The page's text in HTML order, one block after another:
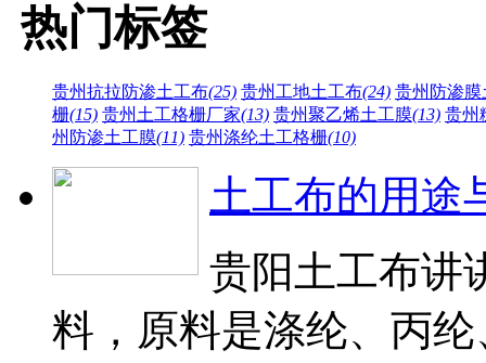
热门标签
贵州抗拉防渗土工布(25) 贵州工地土工布(24) 贵州防渗膜
栅(15) 贵州土工格栅厂家(13) 贵州聚乙烯土工膜(13) 贵州
州防渗土工膜(11) 贵州涤纶土工格栅(10)
土工布的用途
贵阳土工布讲
料，原料是涤纶、丙